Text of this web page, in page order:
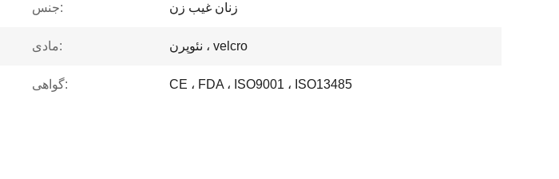
جنس: زنان غیب زن
مادی: نئوپرن ، velcro
گواهی: CE ، FDA ، ISO9001 ، ISO13485